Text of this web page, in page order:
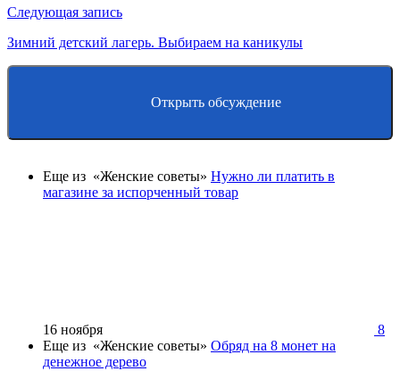
Следующая запись
Зимний детский лагерь. Выбираем на каникулы
Открыть обсуждение
Еще из «Женские советы» Нужно ли платить в
магазине за испорченный товар
16 ноября
8
Еще из «Женские советы» Обряд на 8 монет на
денежное дерево